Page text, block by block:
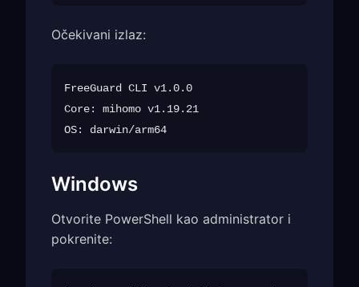
Očekivani izlaz:
FreeGuard CLI v1.0.0
Core: mihomo v1.19.21
Windows
Otvorite PowerShell kao administrator i
pokrenite: